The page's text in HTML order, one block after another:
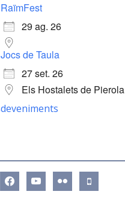
RaïmFest
29 ag. 26
Jocs de Taula
27 set. 26
Els Hostalets de Pierola
facebookyoutube flickr mobile